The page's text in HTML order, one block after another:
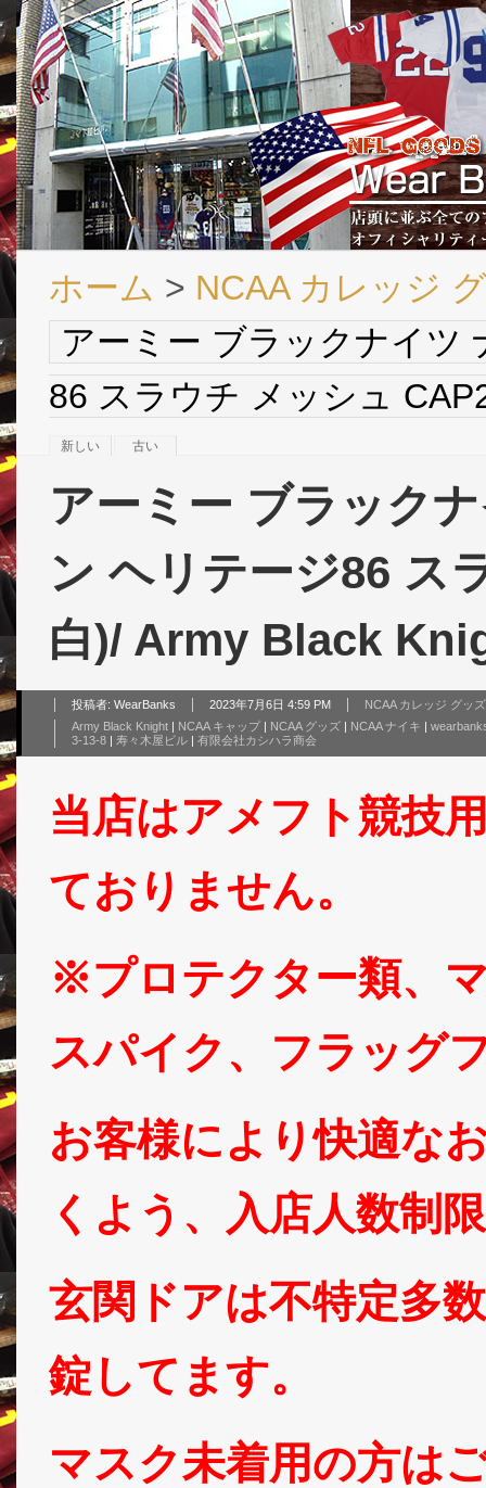
ホーム > NCAA カレッジ
アーミー ブラックナイツ
86 スラウチ メッシュ
新しい 古い
アーミー ブラック
ン ヘリテージ86 ス
白)/ Army Black
投稿者: WearBanks 2023年7月6日 4:59 PM
NCAA カレッジ グッ
Army Black Knight | NCAA キャップ | NCAA グッズ | NCAA ナイキ |
3-13-8 | 寿々木屋ビル | 有限会社カシハラ商会
当店はアメフト競技
ておりません。
※プロテクター類、
スパイク、フラッグ
お客様により快適な
くよう、入店人数制
玄関ドアは不特定多
錠してます。
マスク未着用の方は